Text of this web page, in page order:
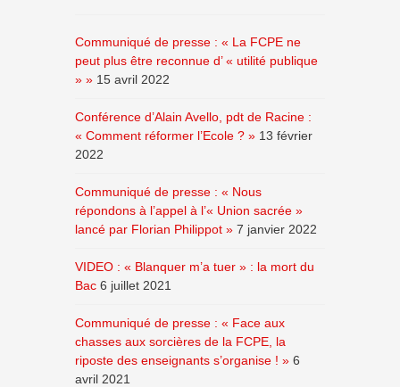
Communiqué de presse : « La FCPE ne
peut plus être reconnue d’ « utilité publique
» » 15 avril 2022
Conférence d’Alain Avello, pdt de Racine :
« Comment réformer l’Ecole ? » 13 février
2022
Communiqué de presse : « Nous
répondons à l’appel à l’« Union sacrée »
lancé par Florian Philippot » 7 janvier 2022
VIDEO : « Blanquer m’a tuer » : la mort du
Bac 6 juillet 2021
Communiqué de presse : « Face aux
chasses aux sorcières de la FCPE, la
riposte des enseignants s’organise ! » 6
avril 2021